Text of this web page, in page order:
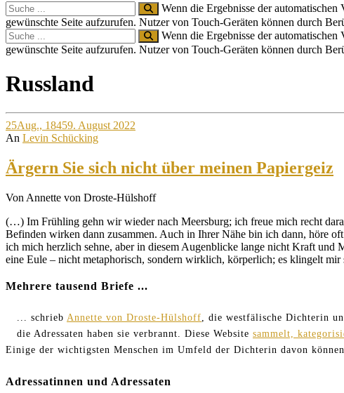
Search
for:
Wenn die Ergebnisse der
gewünschte Seite aufzurufen. Nutzer von Touch-Geräten können durch
Search
for:
Wenn die Ergebnisse der
gewünschte Seite aufzurufen. Nutzer von Touch-Geräten können durch
Site
Overlay
Russland
25Aug., 18459. August 2022
An Levin Schücking
Ärgern Sie sich nicht über meinen Papiergeiz
Von Annette von Droste-Hülshoff
(…) Im Frühling gehn wir wieder nach Meersburg; ich freue mich recht
Befinden wirken dann zusammen. Auch in Ihrer Nähe bin ich dann, höre
ich mich herzlich sehne, aber in diesem Augenblicke lange nicht Kraft
eine Eule – nicht metaphorisch, sondern wirklich, körperlich; es klingelt
Mehrere tausend Briefe ...
... schrieb Annette von Droste-Hülshoff , die westfälische Dichterin
die Adressaten haben sie verbrannt. Diese Website sammelt,
Einige der wichtigsten Menschen im Umfeld der Dichterin davon
Adressatinnen und Adressaten